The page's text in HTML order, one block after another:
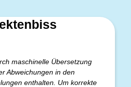
maschinelle Übersetzung
Abweichungen in den
enthalten. Um korrekte